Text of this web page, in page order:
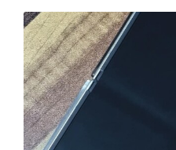
คิดว่าเรียบร้อย เพราะถ้าพลาดขึ้นมา
ออกจาก iCloud และ Apple ID ใ
การขาย iPhone หากยังมี Apple ID
Activation Lock ซึ่งทำให้ไม่สามาร
ซื้อ เครื่องที่ติด iCloud มีความเสี่ยงสู
ทันที บางร้านอาจไม่รับซื้อเลย หรือถ้
จาก iCloud ทำได้ไม่ยาก เพียงเข้าไ
แล้วเลือกออกจากระบบ จากนั้นใส่ร
ควรตรวจสอบอีกครั้งว่าหน้า
ราคาในตลาดมือสอง เรายังมีบริการ
ธรรมเนียมซ่อนเร้นค่ะ ทำไมต้องขายไอ
- ไม่ว่าจะเป็นเครื่องใหม่ เครื่องใช้งา
หมด
ราคายุติธรรม - ประเมินราค
70% ของราคาตลาดมือสอง
รว
ต้องรอนาน
ปลอดภัย 100% - มีหน้
ได้
รับซื้อถึงที่ - มีบริการรับซื้อถึงบ้
รับซื้อ iPhone แต่ละรุ่นมาดูกันว่าแต่ล
(ราคาอัพเดทล่าสุดเดือนพฤศจิกายน